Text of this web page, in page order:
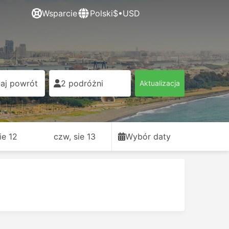
Wsparcie Polski$•USD
powrót 2 podróżni Aktualizacja
12 czw, sie 13 Wybór daty